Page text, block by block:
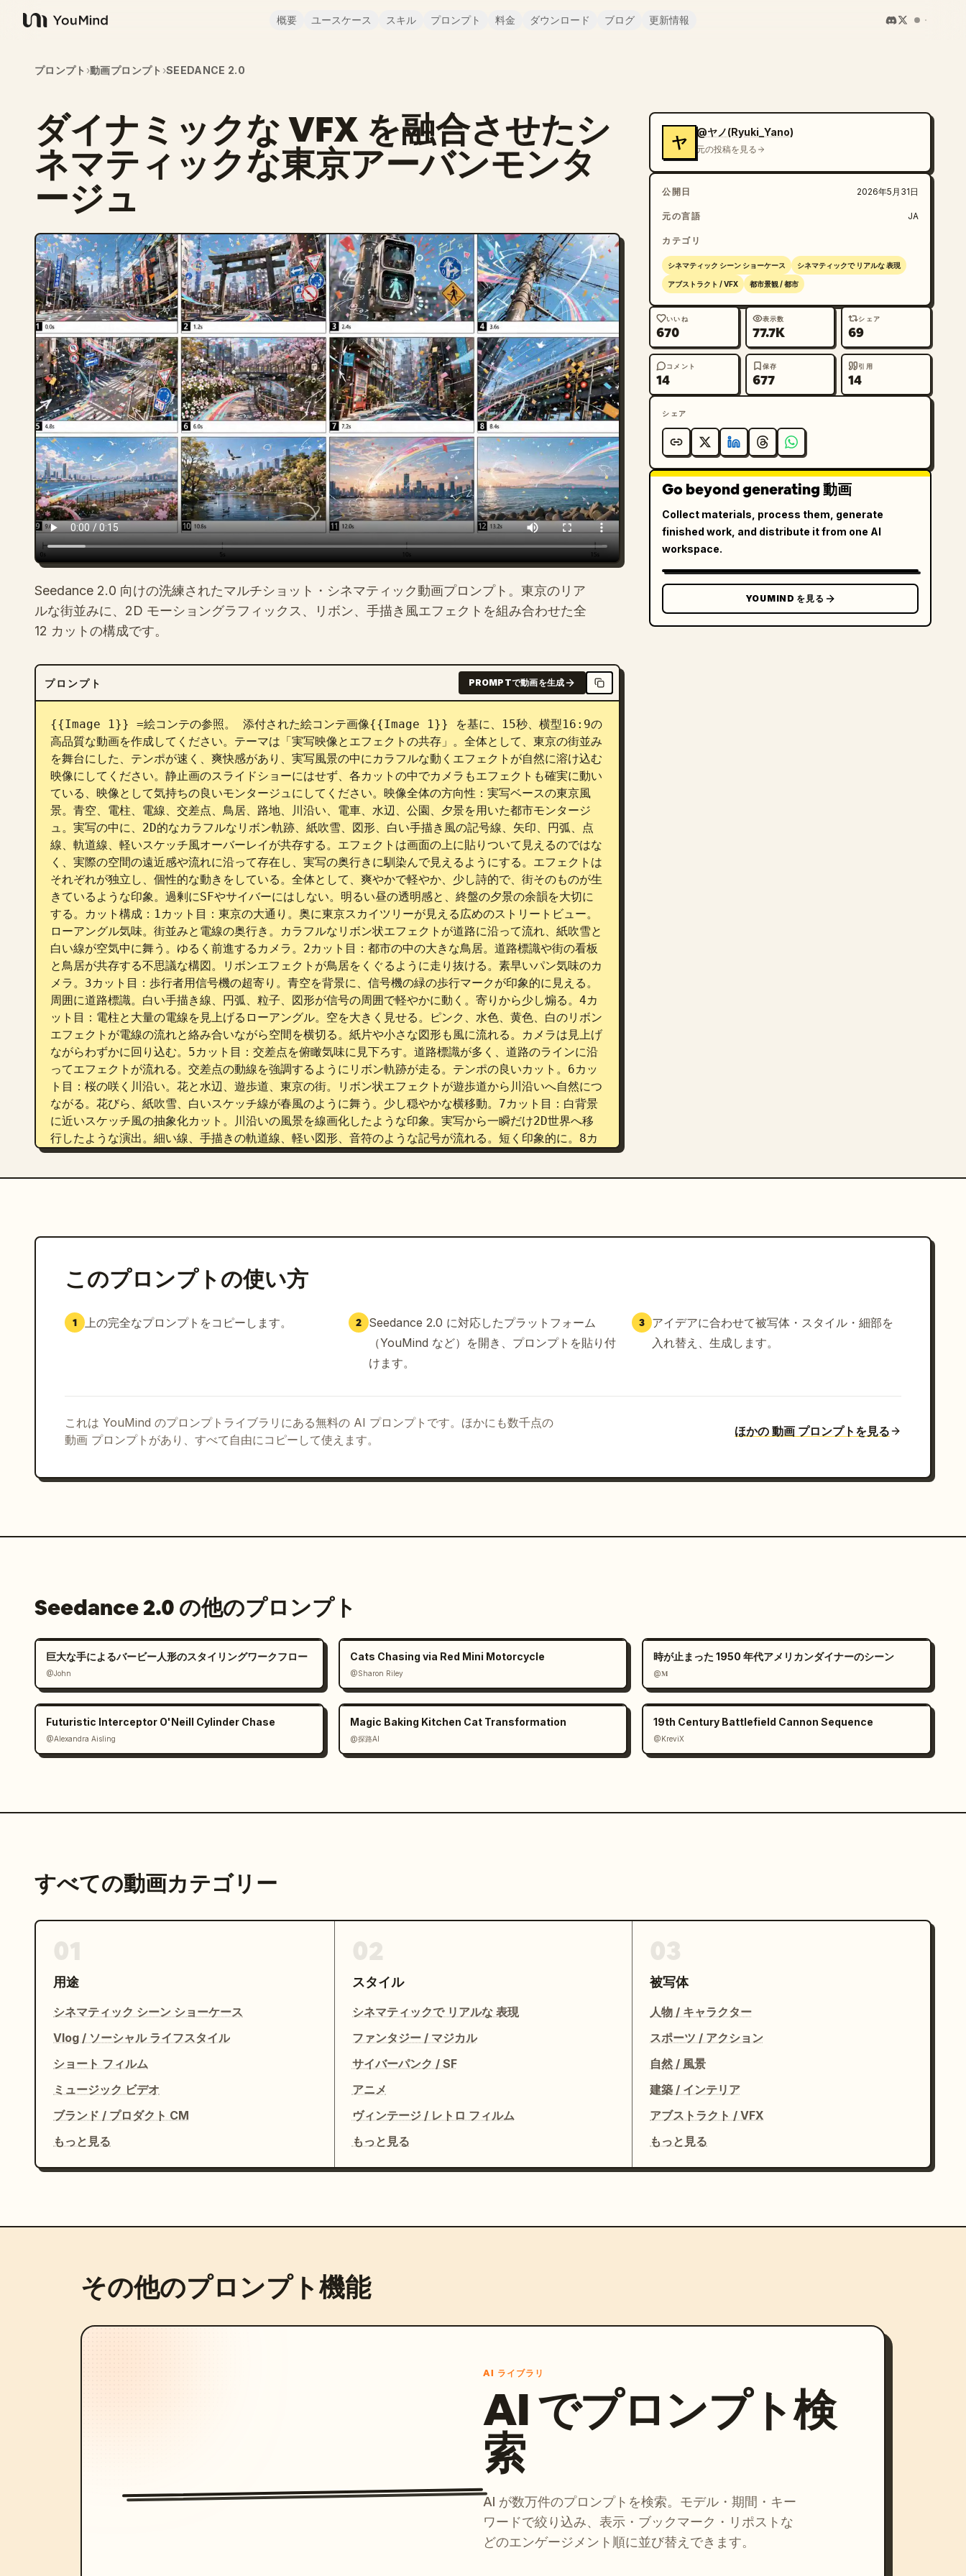
YouMind
概要 ユースケース スキル プロンプト 料金 ダウンロード ブログ 更新情報
プロンプト ›動画プロンプト ›SEEDANCE 2.0
ダイナミックな VFX を融合させたシ
ネマティックな東京アーバンモンタ
ージュ
Seedance 2.0 向けの洗練されたマルチショット・シネマティック動画プロンプト。東京のリア
ルな街並みに、2D モーショングラフィックス、リボン、手描き風エフェクトを組み合わせた全
12 カットの構成です。
プロンプト PROMPTで動画を生成
{{Image 1}} =絵コンテの参照。 添付された絵コンテ画像{{Image 1}} を基に、15秒、横型16:9の
高品質な動画を作成してください。テーマは「実写映像とエフェクトの共存」。全体として、東京の街並み
を舞台にした、テンポが速く、爽快感があり、実写風景の中にカラフルな動くエフェクトが自然に溶け込む
映像にしてください。静止画のスライドショーにはせず、各カットの中でカメラもエフェクトも確実に動い
ている、映像として気持ちの良いモンタージュにしてください。映像全体の方向性：実写ベースの東京風
景。青空、電柱、電線、交差点、鳥居、路地、川沿い、電車、水辺、公園、夕景を用いた都市モンタージ
ュ。実写の中に、2D的なカラフルなリボン軌跡、紙吹雪、図形、白い手描き風の記号線、矢印、円弧、点
線、軌道線、軽いスケッチ風オーバーレイが共存する。エフェクトは画面の上に貼りついて見えるのではな
く、実際の空間の遠近感や流れに沿って存在し、実写の奥行きに馴染んで見えるようにする。エフェクトは
それぞれが独立し、個性的な動きをしている。全体として、爽やかで軽やか、少し詩的で、街そのものが生
きているような印象。過剰にSFやサイバーにはしない。明るい昼の透明感と、終盤の夕景の余韻を大切に
する。カット構成：1カット目：東京の大通り。奥に東京スカイツリーが見える広めのストリートビュー。
ローアングル気味。街並みと電線の奥行き。カラフルなリボン状エフェクトが道路に沿って流れ、紙吹雪と
白い線が空気中に舞う。ゆるく前進するカメラ。2カット目：都市の中の大きな鳥居。道路標識や街の看板
と鳥居が共存する不思議な構図。リボンエフェクトが鳥居をくぐるように走り抜ける。素早いパン気味のカ
メラ。3カット目：歩行者用信号機の超寄り。青空を背景に、信号機の緑の歩行マークが印象的に見える。
周囲に道路標識。白い手描き線、円弧、粒子、図形が信号の周囲で軽やかに動く。寄りから少し煽る。4カ
ット目：電柱と大量の電線を見上げるローアングル。空を大きく見せる。ピンク、水色、黄色、白のリボン
エフェクトが電線の流れと絡み合いながら空間を横切る。紙片や小さな図形も風に流れる。カメラは見上げ
ながらわずかに回り込む。5カット目：交差点を俯瞰気味に見下ろす。道路標識が多く、道路のラインに沿
ってエフェクトが流れる。交差点の動線を強調するようにリボン軌跡が走る。テンポの良いカット。6カッ
ト目：桜の咲く川沿い。花と水辺、遊歩道、東京の街。リボン状エフェクトが遊歩道から川沿いへ自然につ
ながる。花びら、紙吹雪、白いスケッチ線が春風のように舞う。少し穏やかな横移動。7カット目：白背景
に近いスケッチ風の抽象化カット。川沿いの風景を線画化したような印象。実写から一瞬だけ2D世界へ移
行したような演出。細い線、手描きの軌道線、軽い図形、音符のような記号が流れる。短く印象的に。8カ
ット目：細い路地。赤い自販機、路地の奥行き、店先や植物。リボンエフェクトが路地を縫うように流れ
に都市。穏やかで静かな空気感の中にも、細い白い線や淡い紙吹雪、やわらかなリボンの余韻が漂う。やや
ト。夕陽の反射。ここは一番詩的で余韻のある締め。カメラは静かに前進、またはゆるく横移動して終わ
る。演出・編集：テンポの良い高速カット構成。各カットは短めだが、映像として繋がりが気持ちよく見え
るように、リボンエフェクトや進行方向、空の色、被写体の流れでマッチカットを作る。寄り、超接写、ロ
ーアングル、俯瞰、斜め構図、前進移動、素早いパンを織り交ぜる。ただし、カメラが暴れすぎて見づらく
ならないよう、爽快感と視認性を両立する。実写の質感は保ちつつ、2.5次元的に、実写の中へアニメ的エ
フェクトが自然に入り込んでいる印象にする。画作り：高品質、シネマティック、明るい自然光、透明感の
に、軽やかで爽やかな色設計。エフェクト量はしっかり多めだが、被写体を見失うほどの過密にはしない。
実写とエフェクトが対立せず、同じ世界に存在しているように見せること。重要事項：静止画のスライドシ
ョー禁止。各カット内で確実にカメラとエフェクトが動くこと。文字、字幕、ロゴ、透かしは一切入れな
い。過度なノイズ、ぐにゃぐにゃした形状崩れ、不自然な点滅、破綻した文字表現は禁止。実写風景の中に
ヤ
@ヤノ(Ryuki_Yano)
元の投稿を見る
公開日 2026年5月31日
元の言語 JA
カテゴリ
シネマティック シーン ショーケース シネマティックで リアルな 表現
アブストラクト / VFX 都市景観 / 都市
いいね
670
表示数
77.7K
シェア
69
コメント
14
保存
677
引用
14
シェア
Go beyond generating 動画
Collect materials, process them, generate
finished work, and distribute it from one AI
workspace.
YOUMIND を見る
このプロンプトの使い方
1 上の完全なプロンプトをコピーします。 2 Seedance 2.0 に対応したプラットフォーム
（YouMind など）を開き、プロンプトを貼り付
けます。
3
アイデアに合わせて被写体・スタイル・細部を
入れ替え、生成します。
これは YouMind のプロンプトライブラリにある無料の AI プロンプトです。ほかにも数千点の
動画 プロンプトがあり、すべて自由にコピーして使えます。
ほかの 動画 プロンプトを見る
Seedance 2.0 の他のプロンプト
巨大な手によるバービー人形のスタイリングワークフロー
@John
Cats Chasing via Red Mini Motorcycle
@Sharon Riley
時が止まった 1950 年代アメリカンダイナーのシーン
@𝐌
Futuristic Interceptor O'Neill Cylinder Chase
@Alexandra Aisling
Magic Baking Kitchen Cat Transformation
@探路AI
19th Century Battlefield Cannon Sequence
@KreviX
すべての動画カテゴリー
用途
シネマティック シーン ショーケース
Vlog / ソーシャル ライフスタイル
ショート フィルム
ミュージック ビデオ
ブランド / プロダクト CM
もっと見る
スタイル
シネマティックで リアルな 表現
ファンタジー / マジカル
サイバーパンク / SF
アニメ
ヴィンテージ / レトロ フィルム
もっと見る
被写体
人物 / キャラクター
スポーツ / アクション
自然 / 風景
建築 / インテリア
アブストラクト / VFX
もっと見る
その他のプロンプト機能
AI ライブラリ
AI でプロンプト検
索
AI が数万件のプロンプトを検索。モデル・期間・キー
ワードで絞り込み、表示・ブックマーク・リポストな
どのエンゲージメント順に並び替えできます。